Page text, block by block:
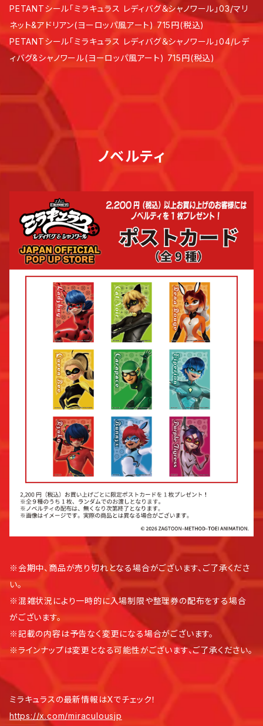
PETANTシール「ミラキュラス レディバグ＆シャノワール」03/マリ
ネット&アドリアン(ヨーロッパ風アート) 715円(税込)
PETANTシール「ミラキュラス レディバグ＆シャノワール」04/レデ
ィバグ&シャノワール(ヨーロッパ風アート) 715円(税込)
ノベルティ
※会期中、商品が売り切れとなる場合がございます、ご了承くださ
い。
※混雑状況により一時的に入場制限や整理券の配布をする場合
がございます。
※記載の内容は予告なく変更になる場合がございます。
※ラインナップは変更となる可能性がございます、ご了承ください。
ミラキュラスの最新情報はXでチェック！
https://x.com/miraculousjp